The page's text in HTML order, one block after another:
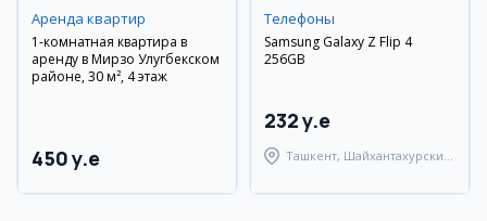
Аренда квартир
1-комнатная квартира в
аренду в Мирзо Улугбекском
районе, 30 м², 4 этаж
450 y.e
Телефоны
Samsung Galaxy Z Flip 4
256GB
232 y.e
Ташкент, Шайхантахурский